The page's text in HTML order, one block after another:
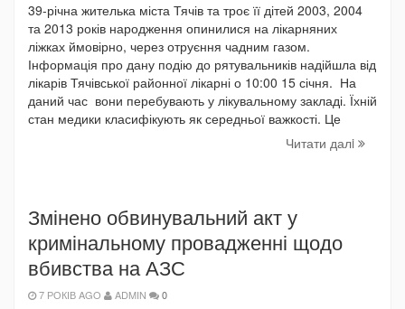
39-річна жителька міста Тячів та троє її дітей 2003, 2004
та 2013 років народження опинилися на лікарняних
ліжках ймовірно, через отруєння чадним газом.
Інформація про дану подію до рятувальників надійшла від
лікарів Тячівської районної лікарні о 10:00 15 січня. На
даний час вони перебувають у лікувальному закладі. Їхній
стан медики класифікують як середньої важкості. Це
Читати далi
Змінено обвинувальний акт у
кримінальному провадженні щодо
вбивства на АЗС
7 РОКІВ AGO ADMIN 0